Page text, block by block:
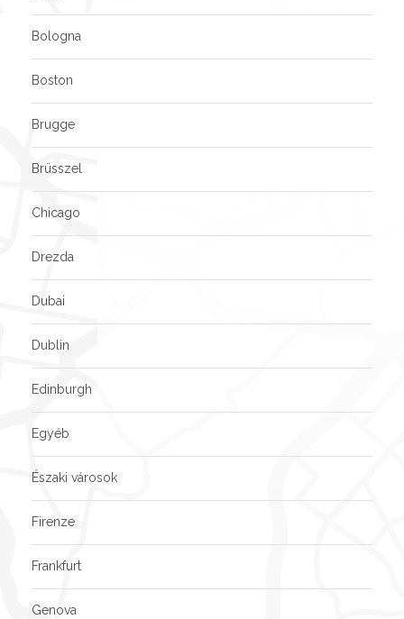
Bologna
Boston
Brugge
Brüsszel
Chicago
Drezda
Dubai
Dublin
Edinburgh
Egyéb
Északi városok
Firenze
Frankfurt
Genova